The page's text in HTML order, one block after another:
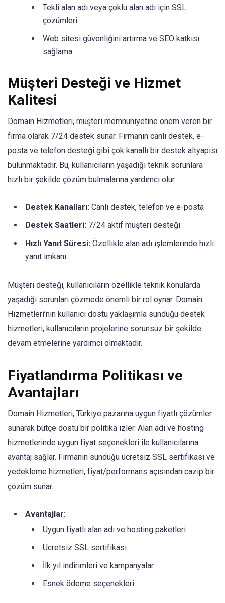
Tekli alan adı veya çoklu alan adı için SSL
çözümleri
Web sitesi güvenliğini artırma ve SEO katkısı
sağlama
Müşteri Desteği ve Hizmet
Kalitesi
Domain Hizmetleri, müşteri memnuniyetine önem veren bir
firma olarak 7/24 destek sunar. Firmanın canlı destek, e-
posta ve telefon desteği gibi çok kanallı bir destek altyapısı
bulunmaktadır. Bu, kullanıcıların yaşadığı teknik sorunlara
hızlı bir şekilde çözüm bulmalarına yardımcı olur.
Destek Kanalları: Canlı destek, telefon ve e-posta
Destek Saatleri: 7/24 aktif müşteri desteği
Hızlı Yanıt Süresi: Özellikle alan adı işlemlerinde hızlı
yanıt imkanı
Müşteri desteği, kullanıcıların özellikle teknik konularda
yaşadığı sorunları çözmede önemli bir rol oynar. Domain
Hizmetleri’nin kullanıcı dostu yaklaşımla sunduğu destek
hizmetleri, kullanıcıların projelerine sorunsuz bir şekilde
devam etmelerine yardımcı olmaktadır.
Fiyatlandırma Politikası ve
Avantajları
Domain Hizmetleri, Türkiye pazarına uygun fiyatlı çözümler
sunarak bütçe dostu bir politika izler. Alan adı ve hosting
hizmetlerinde uygun fiyat seçenekleri ile kullanıcılarına
avantaj sağlar. Firmanın sunduğu ücretsiz SSL sertifikası ve
yedekleme hizmetleri, fiyat/performans açısından cazip bir
çözüm sunar.
Avantajlar:
Uygun fiyatlı alan adı ve hosting paketleri
Ücretsiz SSL sertifikası
İlk yıl indirimleri ve kampanyalar
Esnek ödeme seçenekleri